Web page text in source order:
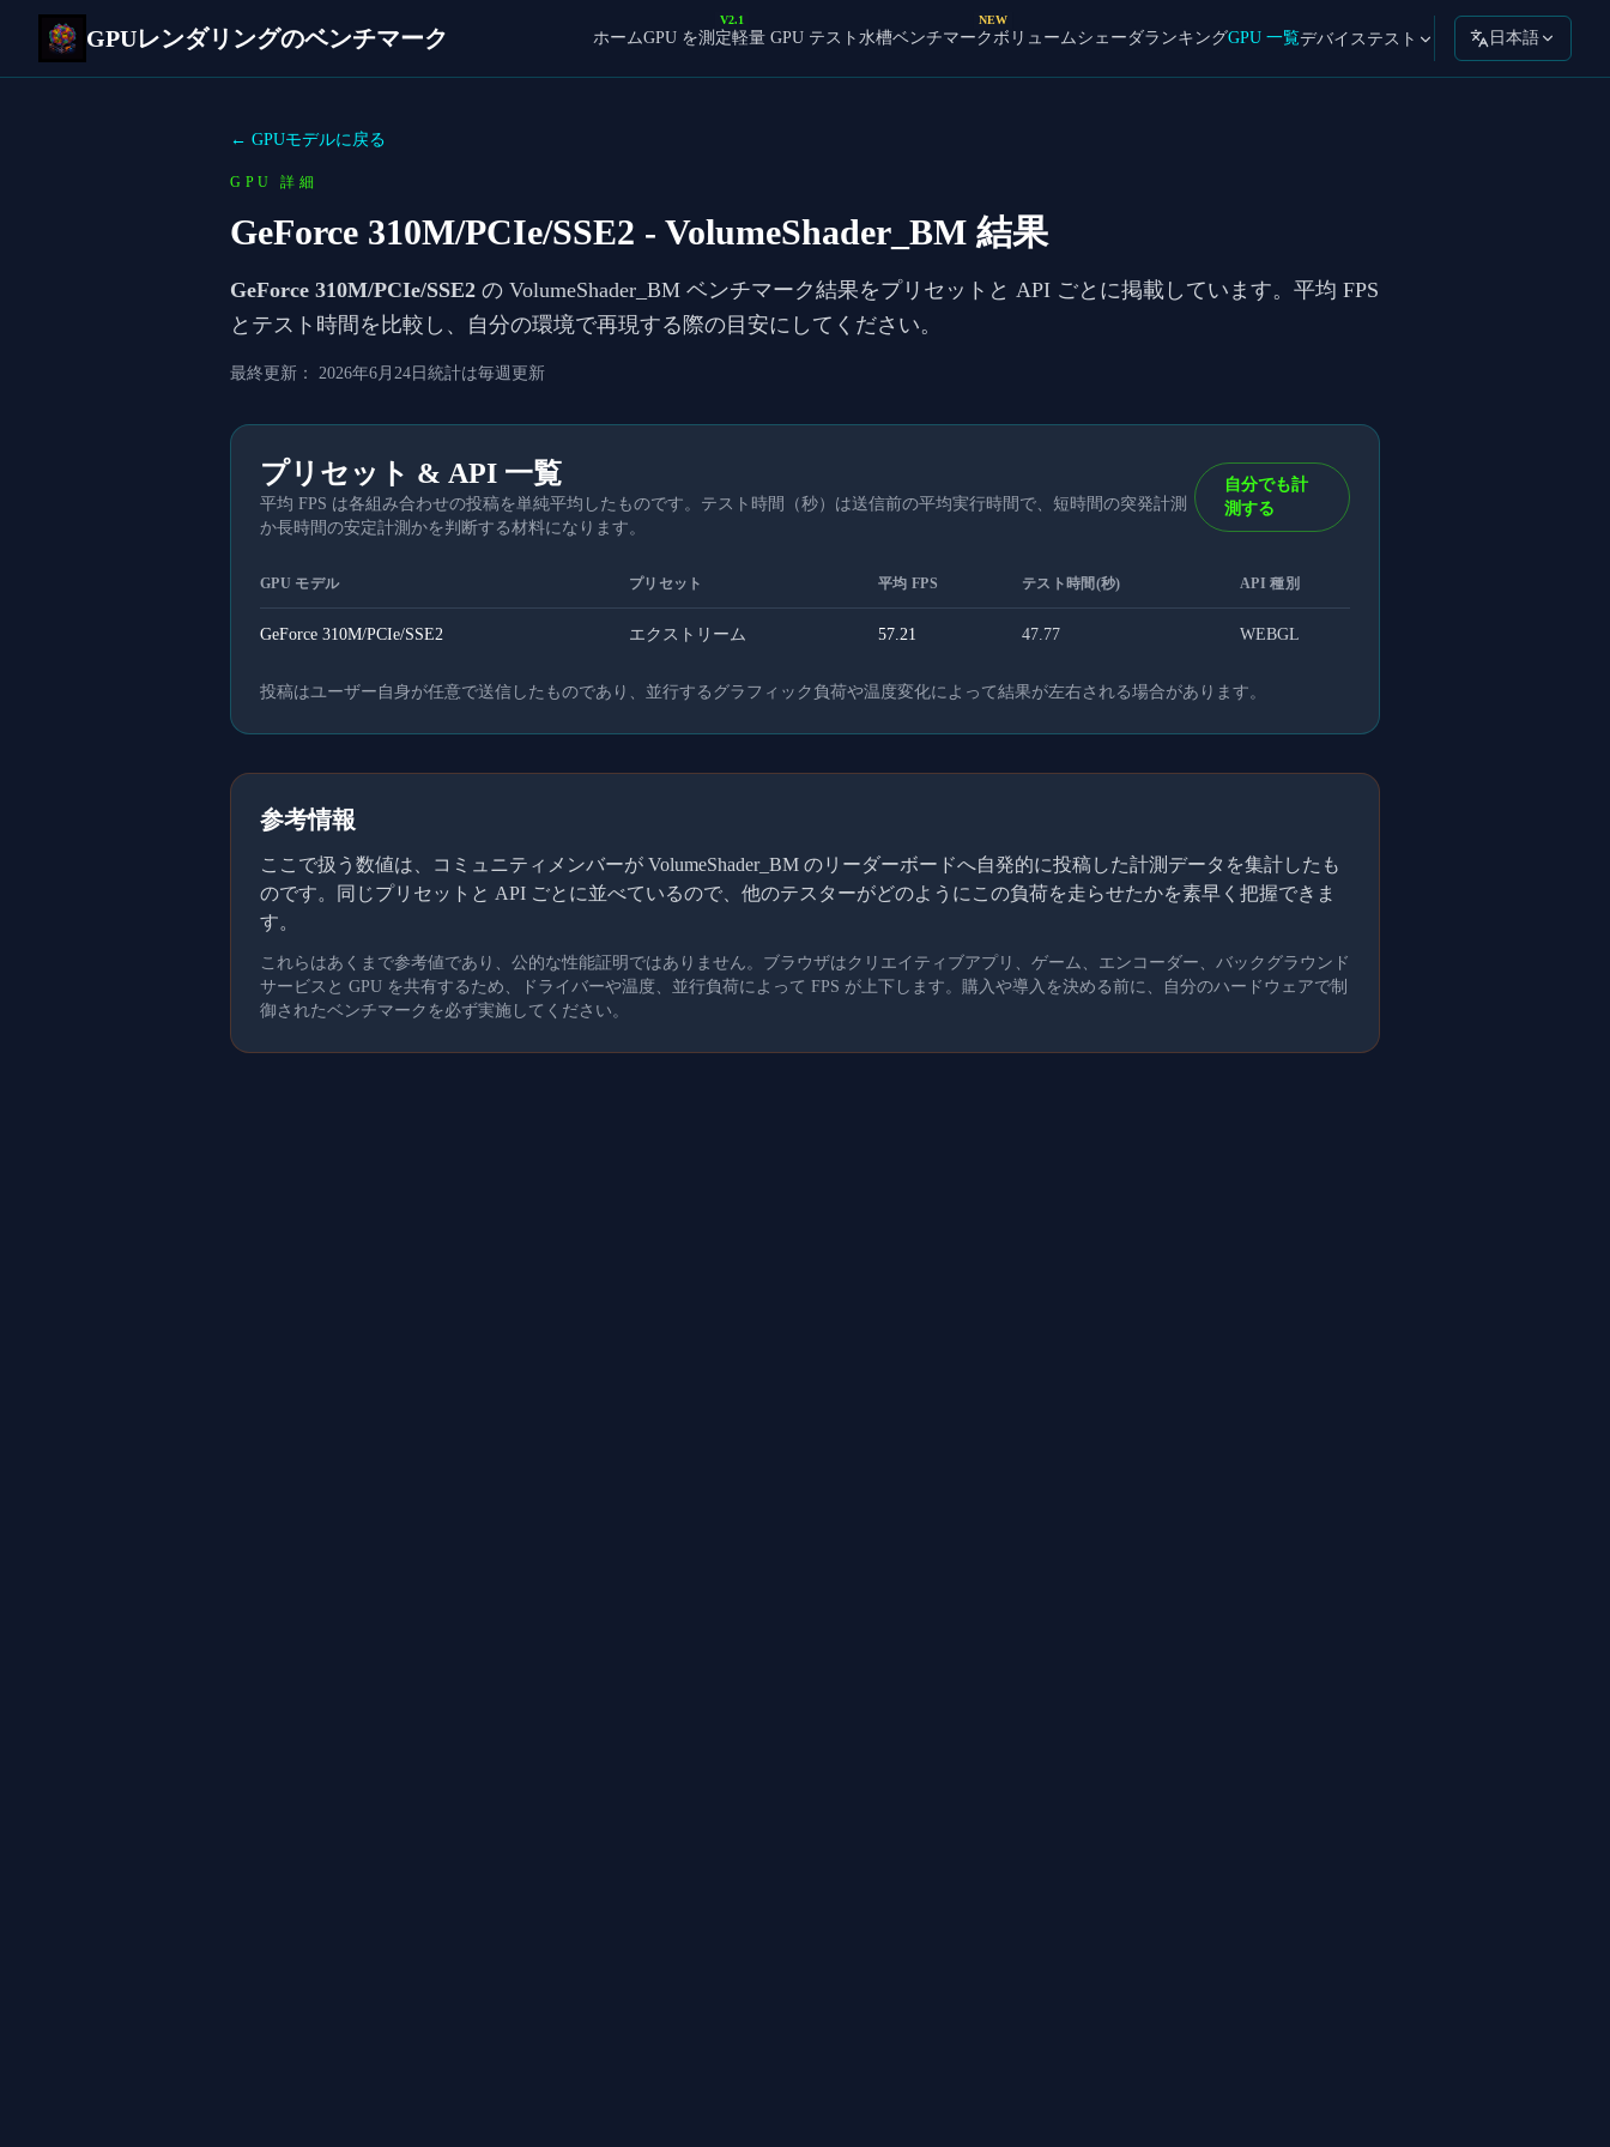
GPUレンダリングのベンチマーク ホームGPU を測定
V2.1
軽量 GPU テスト 水槽ベンチマーク
NEW
ボリュームシェーダランキングGPU 一覧デバイステスト 日本語
← GPUモデルに戻る
GPU 詳細
GeForce 310M/PCIe/SSE2 - VolumeShader_BM 結果
GeForce 310M/PCIe/SSE2 の VolumeShader_BM ベンチマーク結果をプリセットと API ごとに掲載しています。平均 FPS
とテスト時間を比較し、自分の環境で再現する際の目安にしてください。
最終更新： 2026年6月24日 統計は毎週更新
プリセット & API 一覧
平均 FPS は各組み合わせの投稿を単純平均したものです。テスト時間（秒）は送信前の平均実行時間で、短時間の突発計測
か長時間の安定計測かを判断する材料になります。
自分でも計
測する
GPU モデル プリセット 平均 FPS テスト時間(秒) API 種別
GeForce 310M/PCIe/SSE2 エクストリーム 57.21 47.77 WEBGL
投稿はユーザー自身が任意で送信したものであり、並行するグラフィック負荷や温度変化によって結果が左右される場合があります。
参考情報
ここで扱う数値は、コミュニティメンバーが VolumeShader_BM のリーダーボードへ自発的に投稿した計測データを集計したも
のです。同じプリセットと API ごとに並べているので、他のテスターがどのようにこの負荷を走らせたかを素早く把握できま
す。
これらはあくまで参考値であり、公的な性能証明ではありません。ブラウザはクリエイティブアプリ、ゲーム、エンコーダー、バックグラウンド
サービスと GPU を共有するため、ドライバーや温度、並行負荷によって FPS が上下します。購入や導入を決める前に、自分のハードウェアで制
御されたベンチマークを必ず実施してください。